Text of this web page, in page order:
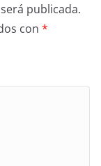
publicada.
con *